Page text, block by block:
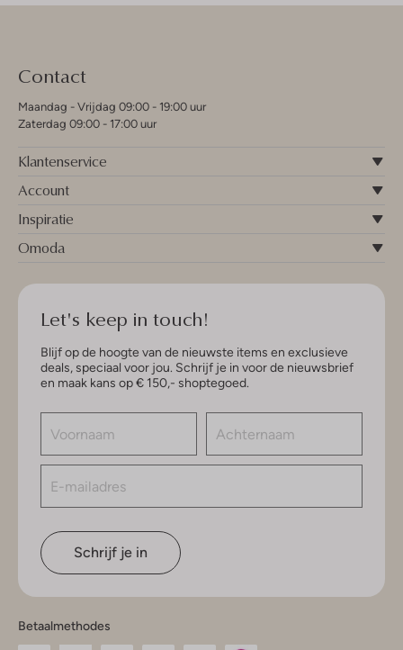
Contact
Maandag - Vrijdag 09:00 - 19:00 uur
Zaterdag 09:00 - 17:00 uur
Klantenservice
Account
Inspiratie
Omoda
Let's keep in touch!
Blijf op de hoogte van de nieuwste items en exclusieve
deals, speciaal voor jou. Schrijf je in voor de nieuwsbrief
en maak kans op € 150,- shoptegoed.
Schrijf je in
Betaalmethodes